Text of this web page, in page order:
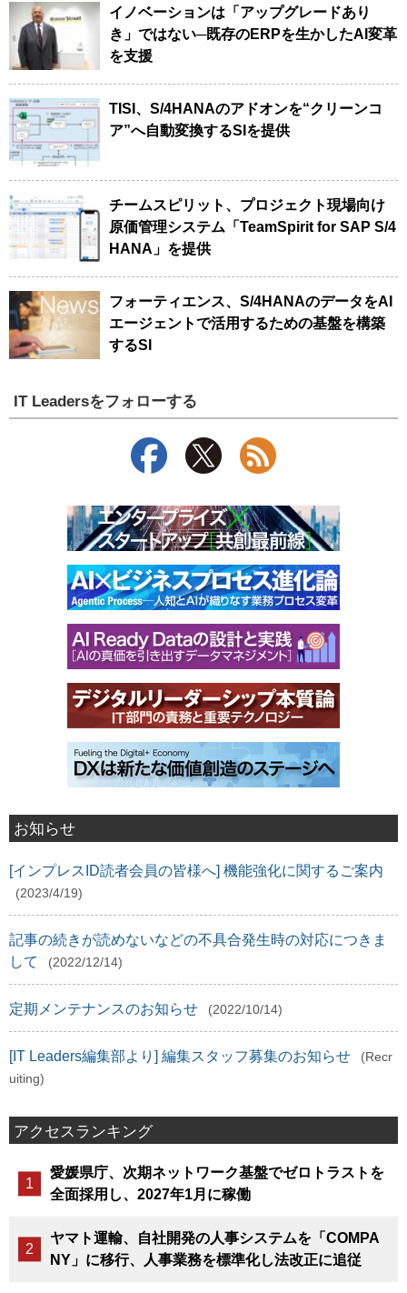
イノベーションは「アップグレードあり
き」ではない─既存のERPを生かしたAI変革
を支援
TISI、S/4HANAのアドオンを“クリーンコ
ア”へ自動変換するSIを提供
チームスピリット、プロジェクト現場向け
原価管理システム「TeamSpirit for SAP S/4
HANA」を提供
フォーティエンス、S/4HANAのデータをAI
エージェントで活用するための基盤を構築
するSI
IT Leadersをフォローする
お知らせ
[インプレスID読者会員の皆様へ] 機能強化に関するご案内
(2023/4/19)
記事の続きが読めないなどの不具合発生時の対応につきま
して
(2022/12/14)
定期メンテナンスのお知らせ (2022/10/14)
[IT Leaders編集部より] 編集スタッフ募集のお知らせ
(Recr
uiting)
アクセスランキング
愛媛県庁、次期ネットワーク基盤でゼロトラストを
全面採用し、2027年1月に稼働
ヤマト運輸、自社開発の人事システムを「COMPA
NY」に移行、人事業務を標準化し法改正に追従